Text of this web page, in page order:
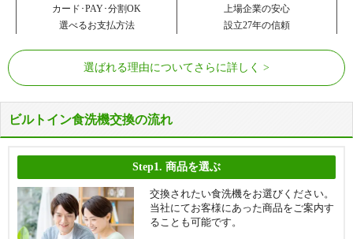
カード･PAY･分割OK
選べるお支払方法
上場企業の安心
設立27年の信頼
選ばれる理由についてさらに詳しく
ビルトイン食洗機交換の流れ
Step1. 商品を選ぶ
交換されたい食洗機をお選びください。
当社にてお客様にあった商品をご案内す
ることも可能です。